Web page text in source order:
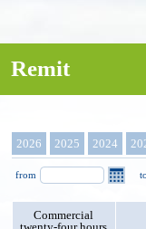
Remit
2026 2025 2024
from
Commercial